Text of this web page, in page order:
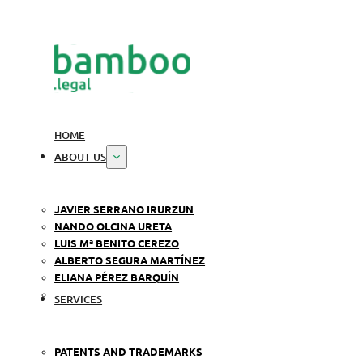
HOME
ABOUT US
JAVIER SERRANO IRURZUN
NANDO OLCINA URETA
LUIS Mª BENITO CEREZO
ALBERTO SEGURA MARTÍNEZ
ELIANA PÉREZ BARQUÍN
SERVICES
PATENTS AND TRADEMARKS